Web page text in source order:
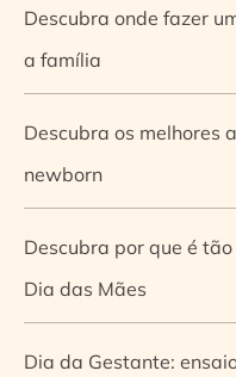
Descubra onde fazer
a família
Descubra os melhores
newborn
Descubra por que é
Dia das Mães
Dia da Gestante: